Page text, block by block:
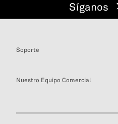
Síganos
Soporte
Nuestro Equipo Comercial